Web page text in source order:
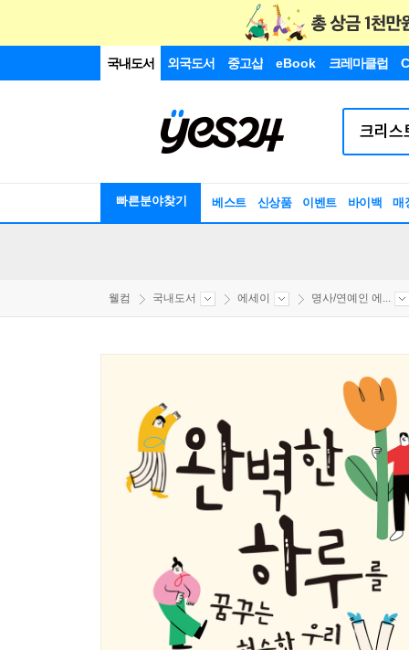
국내도서 외국도서 중고샵 eBook 크레마클럽
빠른분야찾기 베스트 신상품 이벤트 바이백 매
웰컴 국내도서 에세이 명사/연예인 에...